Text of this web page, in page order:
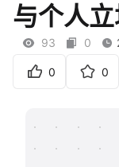
会员
企业服务
与个人
93 0
0 0